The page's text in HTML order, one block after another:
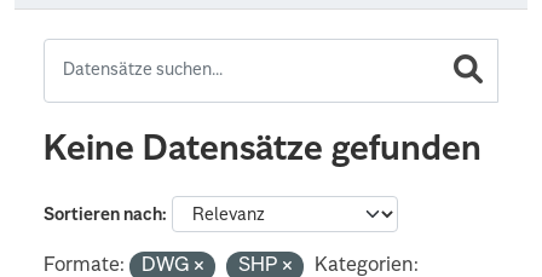
Keine Datensätze gefunden
Sortieren nach
Formate: DWG SHP
Kategorien: